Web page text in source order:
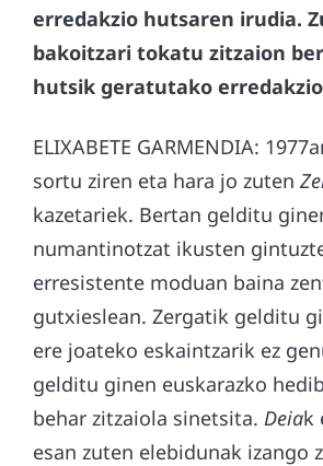
erredakzio hutsaren irudia.
bakoitzari tokatu zitzaion
hutsik geratutako
ELIXABETE GARMENDIA:
sortu ziren eta hara jo zuten
kazetariek. Bertan gelditu
numantinotzat ikusten
erresistente moduan baina
gutxieslean. Zergatik gelditu
ere joateko eskaintzarik ez
gelditu ginen euskarazko
behar zitzaiola sinetsita. Deiak
esan zuten elebidunak izango